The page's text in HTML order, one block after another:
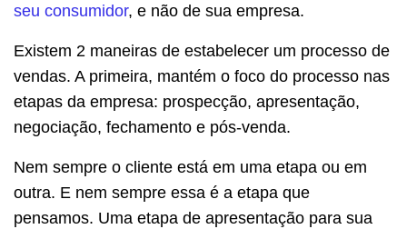
seu consumidor, e não de sua empresa.
Existem 2 maneiras de estabelecer um processo de
vendas. A primeira, mantém o foco do processo nas
etapas da empresa: prospecção, apresentação,
negociação, fechamento e pós-venda.
Nem sempre o cliente está em uma etapa ou em
outra. E nem sempre essa é a etapa que
pensamos. Uma etapa de apresentação para sua